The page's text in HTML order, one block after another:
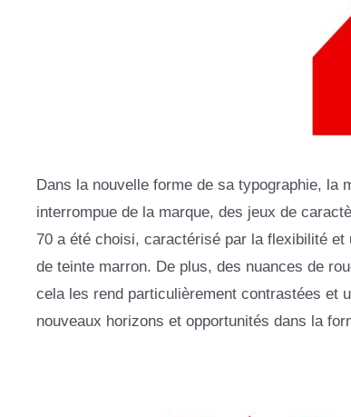
Dans la nouvelle forme de sa typographie, la
interrompue de la marque, des jeux de
70 a été choisi, caractérisé par la flexibilité et
de teinte marron. De plus, des nuances de
cela les rend particulièrement contrastées et
nouveaux horizons et opportunités dans la